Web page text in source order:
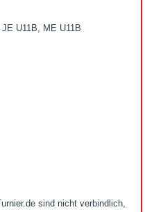
U11B, ME U11B
sind nicht verbindlich,